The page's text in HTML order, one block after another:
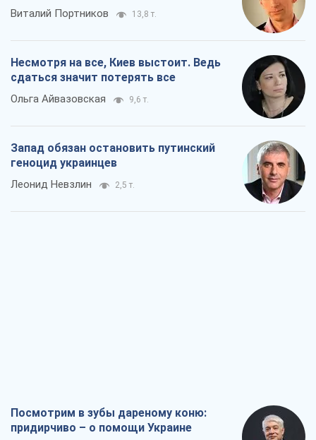
Виталий Портников 13,8 т.
Несмотря на все, Киев выстоит. Ведь
сдаться значит потерять все
Ольга Айвазовская 9,6 т.
Запад обязан остановить путинский
геноцид украинцев
Леонид Невзлин 2,5 т.
Посмотрим в зубы дареному коню:
придирчиво – о помощи Украине